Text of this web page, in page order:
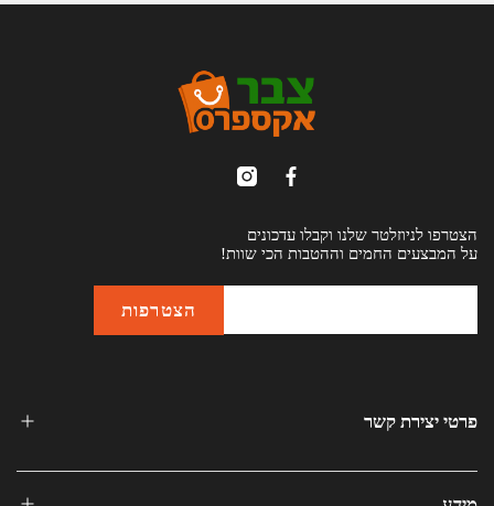
הצטרפו לניוזלטר שלנו וקבלו עדכונים
על המבצעים החמים וההטבות הכי שוות!
פרטי יצירת קשר